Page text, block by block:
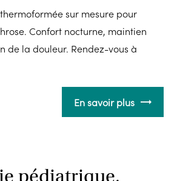
sur mesure pour
Confort nocturne, maintien
de la douleur. Rendez-vous à
En savoir plus